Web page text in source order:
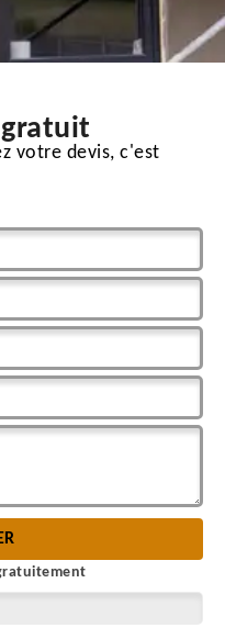
votre devis, c'est